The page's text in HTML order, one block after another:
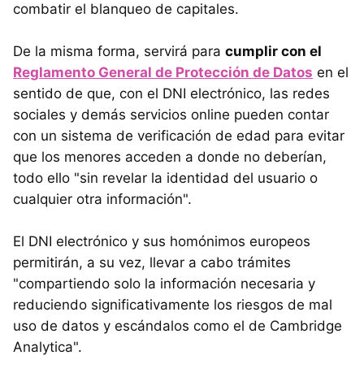
combatir el blanqueo de capitales.
De la misma forma, servirá para cumplir con el
Reglamento General de Protección de Datos en el
sentido de que, con el DNI electrónico, las redes
sociales y demás servicios online pueden contar
con un sistema de verificación de edad para evitar
que los menores acceden a donde no deberían,
todo ello "sin revelar la identidad del usuario o
cualquier otra información".
El DNI electrónico y sus homónimos europeos
permitirán, a su vez, llevar a cabo trámites
"compartiendo solo la información necesaria y
reduciendo significativamente los riesgos de mal
uso de datos y escándalos como el de Cambridge
Analytica".